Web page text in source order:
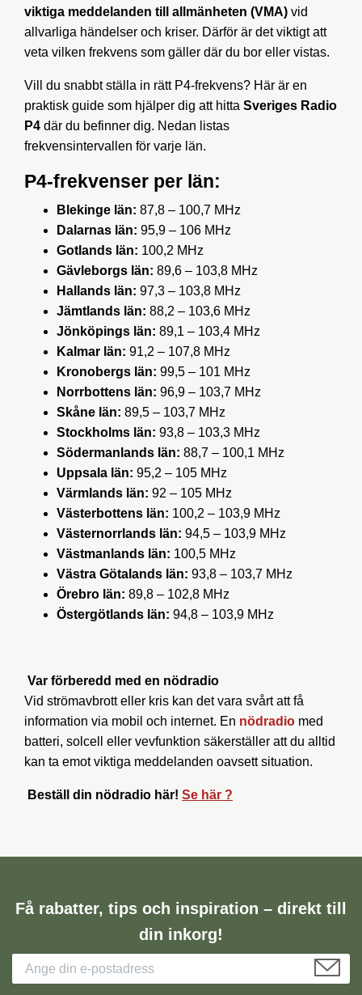
viktiga meddelanden till allmänheten (VMA) vid
allvarliga händelser och kriser. Därför är det viktigt att
veta vilken frekvens som gäller där du bor eller vistas.
Vill du snabbt ställa in rätt P4-frekvens? Här är en
praktisk guide som hjälper dig att hitta Sveriges Radio
P4 där du befinner dig. Nedan listas
frekvensintervallen för varje län.
P4-frekvenser per län:
Blekinge län: 87,8 – 100,7 MHz
Dalarnas län: 95,9 – 106 MHz
Gotlands län: 100,2 MHz
Gävleborgs län: 89,6 – 103,8 MHz
Hallands län: 97,3 – 103,8 MHz
Jämtlands län: 88,2 – 103,6 MHz
Jönköpings län: 89,1 – 103,4 MHz
Kalmar län: 91,2 – 107,8 MHz
Kronobergs län: 99,5 – 101 MHz
Norrbottens län: 96,9 – 103,7 MHz
Skåne län: 89,5 – 103,7 MHz
Stockholms län: 93,8 – 103,3 MHz
Södermanlands län: 88,7 – 100,1 MHz
Uppsala län: 95,2 – 105 MHz
Värmlands län: 92 – 105 MHz
Västerbottens län: 100,2 – 103,9 MHz
Västernorrlands län: 94,5 – 103,9 MHz
Västmanlands län: 100,5 MHz
Västra Götalands län: 93,8 – 103,7 MHz
Örebro län: 89,8 – 102,8 MHz
Östergötlands län: 94,8 – 103,9 MHz
Var förberedd med en nödradio
Vid strömavbrott eller kris kan det vara svårt att få
information via mobil och internet. En nödradio med
batteri, solcell eller vevfunktion säkerställer att du alltid
kan ta emot viktiga meddelanden oavsett situation.
Beställ din nödradio här! Se här ?
Få rabatter, tips och inspiration – direkt till
din inkorg!